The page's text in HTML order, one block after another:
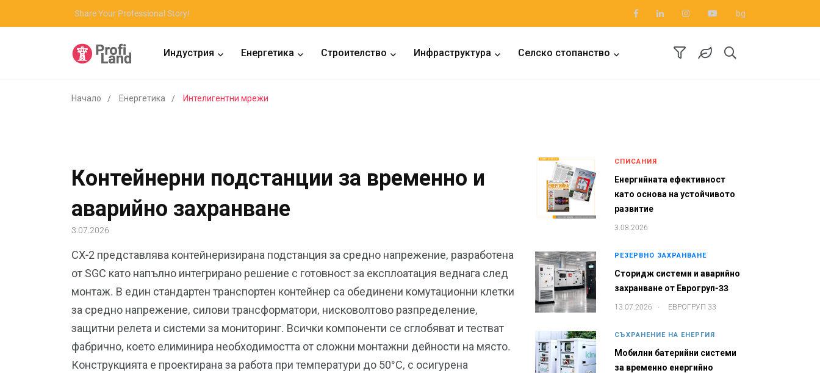
Share Your Professional Story! bg
Индустрия Енергетика Строителство Инфраструктура Селско стопанство
Начало Енергетика Интелигентни мрежи
Контейнерни подстанции за временно и
аварийно захранване
3.07.2026
CX-2 представлява контейнеризирана подстанция за средно напрежение, разработена
от SGC като напълно интегрирано решение с готовност за експлоатация веднага след
монтаж. В един стандартен транспортен контейнер са обединени комутационни клетки
за средно напрежение, силови трансформатори, нисковолтово разпределение,
защитни релета и системи за мониторинг. Всички компоненти се сглобяват и тестват
фабрично, което елиминира необходимостта от сложни монтажни дейности на място.
Конструкцията е проектирана за работа при температури до 50°C, с осигурена
СПИСАНИЯ
Енергийната ефективност
като основа на устойчивото
развитие
3.08.2026
РЕЗЕРВНО ЗАХРАНВАНЕ
Сторидж системи и аварийно
захранване от Еврогруп-33
13.07.2026 . ЕВРОГРУП 33
СЪХРАНЕНИЕ НА ЕНЕРГИЯ
Мобилни батерийни системи
за временно енергийно